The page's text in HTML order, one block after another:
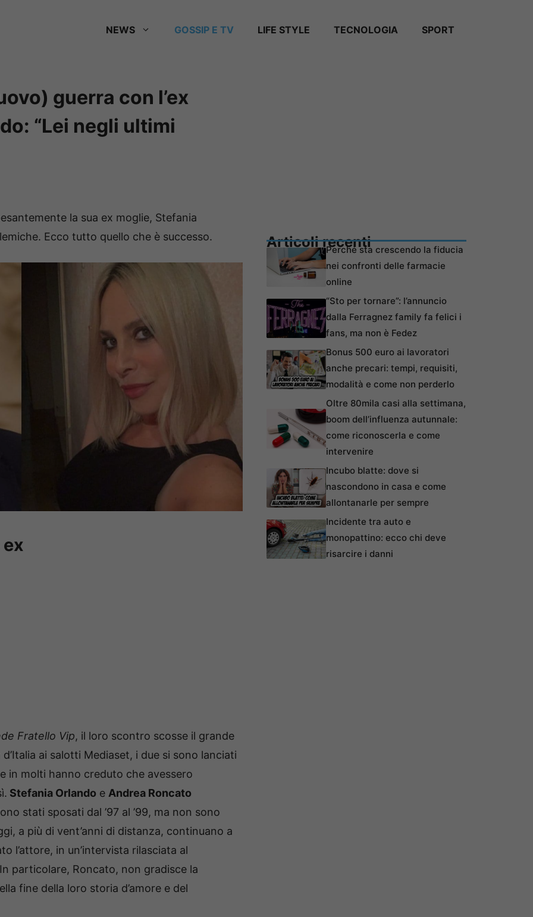
NEWS GOSSIP E TV LIFE STYLE TECNOLOGIA SPORT
guerra con l’ex
“Lei negli ultimi
la sua ex moglie, Stefania
Ecco tutto quello che è successo.
Fratello Vip, il loro scontro scosse il grande
ai salotti Mediaset, i due si sono lanciati
in molti hanno creduto che avessero
Stefania Orlando e Andrea Roncato
stati sposati dal ’97 al ’99, ma non sono
a più di vent’anni di distanza, continuano a
l’attore, in un’intervista rilasciata al
particolare, Roncato, non gradisce la
fine della loro storia d’amore e del
Articoli recentiPerché sta crescendo la fiducia
nei confronti delle farmacie
online
“Sto per tornare”: l’annuncio
dalla Ferragnez family fa felici i
fans, ma non è Fedez
Bonus 500 euro ai lavoratori
anche precari: tempi, requisiti,
modalità e come non perderlo
Oltre 80mila casi alla settimana,
boom dell’influenza autunnale:
come riconoscerla e come
intervenire
Incubo blatte: dove si
nascondono in casa e come
allontanarle per sempre
Incidente tra auto e
monopattino: ecco chi deve
risarcire i danni